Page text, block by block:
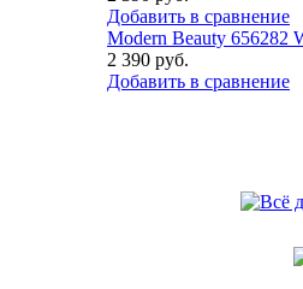
Добавить в сравнение
Modern Beauty 656282
2 390 руб.
Добавить в сравнение